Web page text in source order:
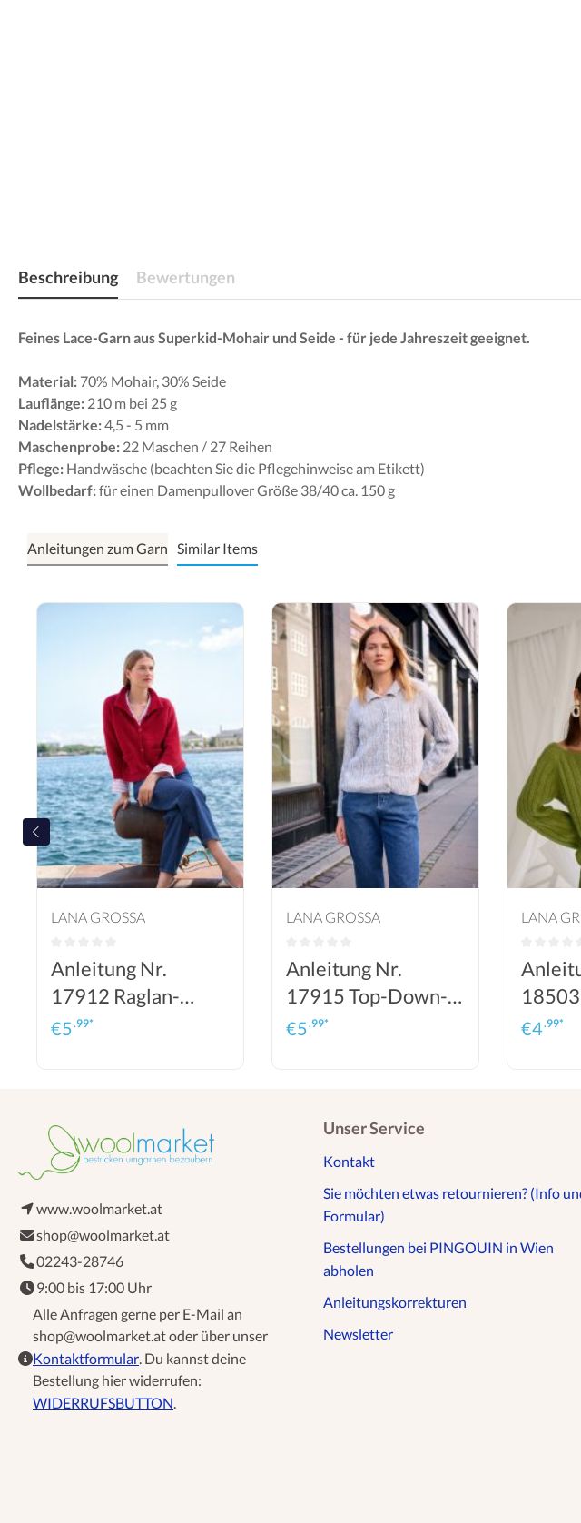
Beschreibung Bewertungen
Feines Lace-Garn aus Superkid-Mohair und Seide - für jede Jahreszeit geeignet.
Material: 70% Mohair, 30% Seide
Lauflänge: 210 m bei 25 g
Nadelstärke:4,5 - 5 mm
Maschenprobe: 22 Maschen / 27 Reihen
Pflege: Handwäsche (beachten Sie die Pflegehinweise am Etikett)
Wollbedarf:für einen Damenpullover Größe 38/40 ca. 150 g
Anleitungen zum Garn Similar Items
LANA GROSSA
Anleitung Nr.
17912 Raglan-
Cardigan aus
€5.99*
LANA GROSSA
Anleitung Nr.
17915 Top-Down-
Cardigan aus
€5.99*
LANA
€4.99*
www.woolmarket.at
shop@woolmarket.at
02243-28746
9:00 bis 17:00 Uhr
Alle Anfragen gerne per E-Mail an
shop@woolmarket.at oder über unser
Kontaktformular. Du kannst deine
Bestellung hier widerrufen:
WIDERRUFSBUTTON.
Unser Service
Kontakt
Sie möchten etwas retournieren? (Info
Formular)
Bestellungen bei PINGOUIN in Wien
abholen
Anleitungskorrekturen
Newsletter